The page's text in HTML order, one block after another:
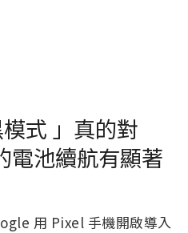
式 」真的對
電池續航有顯著
用 Pixel 手機開啟導入